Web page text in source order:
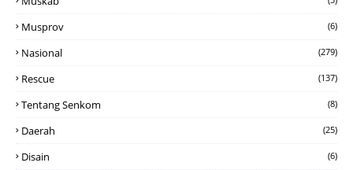
Musprov (6)
Nasional (279)
Rescue (137)
Tentang Senkom (8)
Daerah (25)
Disain (6)